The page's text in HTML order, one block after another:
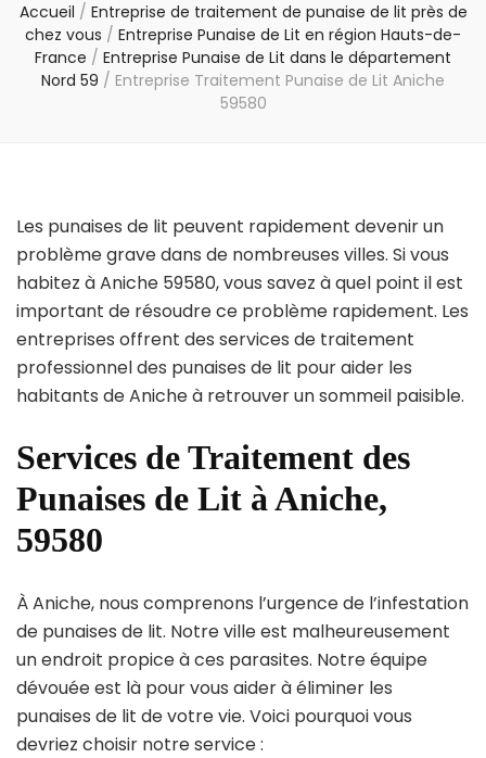
Accueil / Entreprise de traitement de punaise de lit près de
chez vous / Entreprise Punaise de Lit en région Hauts-de-
France / Entreprise Punaise de Lit dans le département
Nord 59 / Entreprise Traitement Punaise de Lit Aniche
59580
Les punaises de lit peuvent rapidement devenir un
problème grave dans de nombreuses villes. Si vous
habitez à Aniche 59580, vous savez à quel point il est
important de résoudre ce problème rapidement. Les
entreprises offrent des services de traitement
professionnel des punaises de lit pour aider les
habitants de Aniche à retrouver un sommeil paisible.
Services de Traitement des
Punaises de Lit à Aniche,
59580
À Aniche, nous comprenons l’urgence de l’infestation
de punaises de lit. Notre ville est malheureusement
un endroit propice à ces parasites. Notre équipe
dévouée est là pour vous aider à éliminer les
punaises de lit de votre vie. Voici pourquoi vous
devriez choisir notre service :